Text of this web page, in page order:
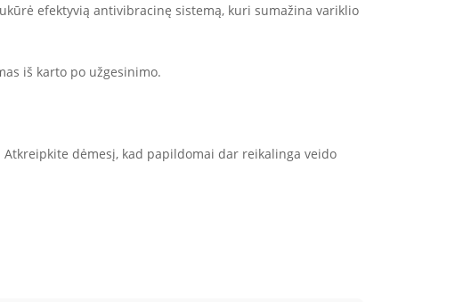
efektyvią antivibracinę sistemą, kuri sumažina variklio
iš karto po užgesinimo.
dėmesį, kad papildomai dar reikalinga veido